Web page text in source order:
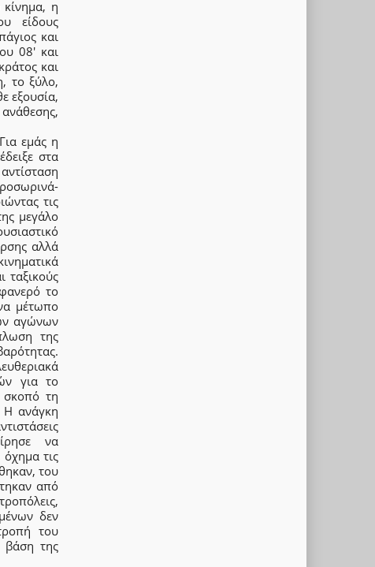
κίνημα, η
είδους
και
08′ και
και
το ξύλο,
εξουσία,
εμάς η
στα
τις
μεγάλο
αλλά
ταξικούς
το
μέτωπο
αγώνων
της
για το
σκοπό τη
Η ανάγκη
να
όχημα τις
του
από
δεν
του
βάση της